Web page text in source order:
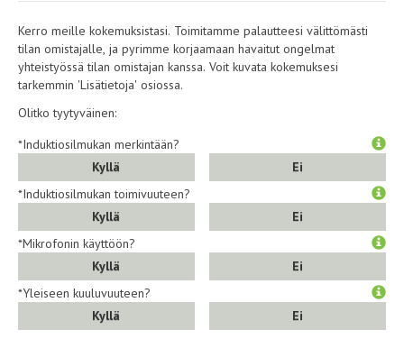
Kerro meille kokemuksistasi. Toimitamme palautteesi välittömästi
tilan omistajalle, ja pyrimme korjaamaan havaitut ongelmat
yhteistyössä tilan omistajan kanssa. Voit kuvata kokemuksesi
tarkemmin 'Lisätietoja' osiossa.
Olitko tyytyväinen:
*Induktiosilmukan merkintään?
Kyllä
Ei
*Induktiosilmukan toimivuuteen?
Kyllä
Ei
*Mikrofonin käyttöön?
Kyllä
Ei
*Yleiseen kuuluvuuteen?
Kyllä
Ei